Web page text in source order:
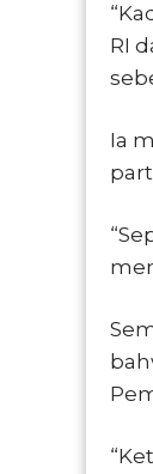
RI
Ia